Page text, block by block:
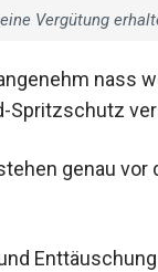
Vergütung
nass
Spritzschutz
genau vor